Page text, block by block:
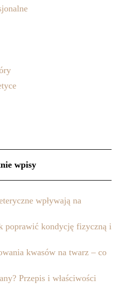
wpisy
wpływają na
poprawić kondycję fizyczną i
kwasów na twarz – co
Przepis i właściwości